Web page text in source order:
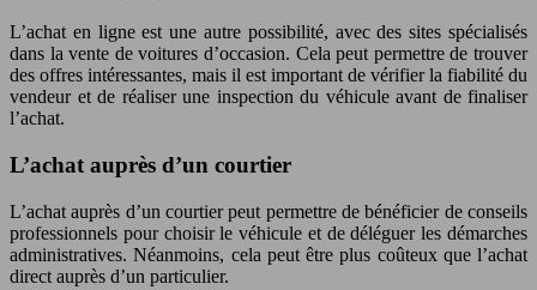
L’achat en ligne est une autre possibilité, avec des sites spécialisés
dans la vente de voitures d’occasion. Cela peut permettre de trouver
des offres intéressantes, mais il est important de vérifier la fiabilité du
vendeur et de réaliser une inspection du véhicule avant de finaliser
l’achat.
L’achat auprès d’un courtier
L’achat auprès d’un courtier peut permettre de bénéficier de conseils
professionnels pour choisir le véhicule et de déléguer les démarches
administratives. Néanmoins, cela peut être plus coûteux que l’achat
direct auprès d’un particulier.